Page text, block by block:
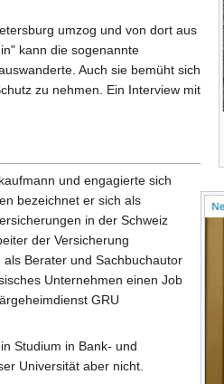
umzog und von dort aus
kann die sogenannte
Auch sie bemüht sich
zu nehmen. Ein Interview mit
und engagierte sich
bezeichnet er sich als
in der Schweiz
der Versicherung
Berater und Sachbuchautor
Unternehmen einen Job
GRU
Studium in Bank- und
Universität aber nicht.